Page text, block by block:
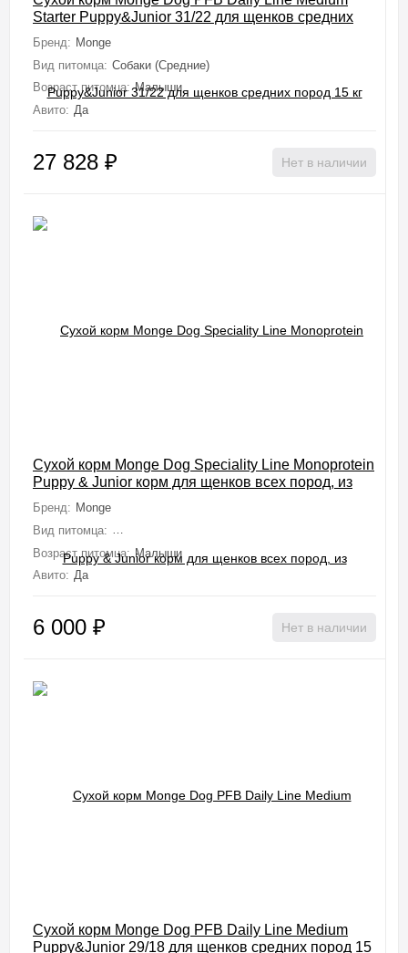
Starter Puppy&Junior 31/22 для щенков средних
пород 15 кг
Бренд: Monge
Вид питомца: Собаки (Средние)
Возраст питомца: Малыши
Авито: Да
27 828 ₽ Нет в наличии
Сухой корм Monge Dog Speciality Line Monoprotein
Puppy & Junior корм для щенков всех пород, из
говядины с рисом 2,5 кг
Бренд: Monge
Вид питомца: Собаки (Мелкие, Средние, Крупные, Миниатюрные)
Возраст питомца: Малыши
Авито: Да
6 000 ₽ Нет в наличии
Сухой корм Monge Dog PFB Daily Line Medium
Puppy&Junior 29/18 для щенков средних пород 15